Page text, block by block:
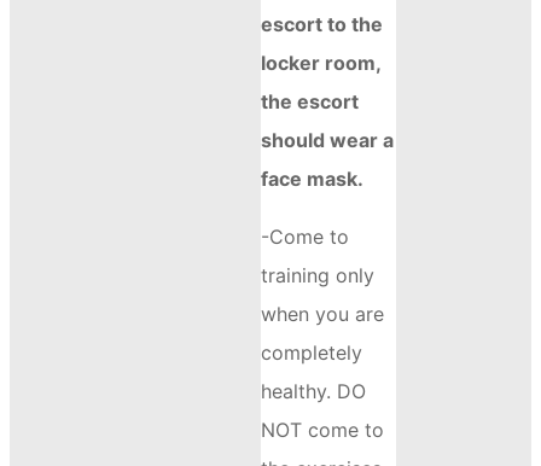
escort to the
locker room,
the escort
should wear a
face mask.
-Come to
training only
when you are
completely
healthy. DO
NOT come to